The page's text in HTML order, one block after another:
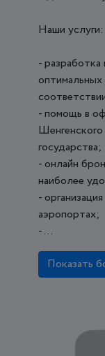
Наши услуги:
-
- помощь в
государства;
- онлайн
наиболее
-
аэропортах;
- ...
Показать